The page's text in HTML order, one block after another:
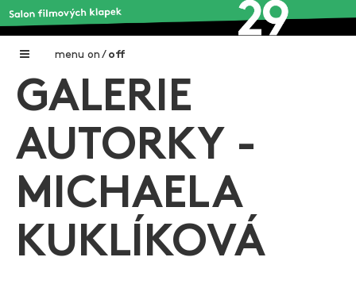
menu on / off
Home
Galerie filmových klapek
Autoři filmových klapek
O projektu
GALERIE
AUTORKY -
MICHAELA
KUKLÍKOVÁ